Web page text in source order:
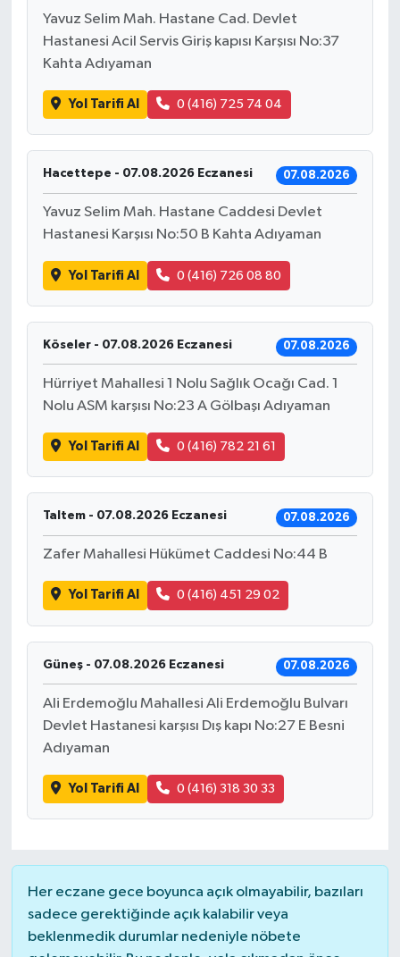
Yavuz Selim Mah. Hastane Cad. Devlet
Hastanesi Acil Servis Giriş kapısı Karşısı No:37
Kahta Adıyaman
Yol Tarifi Al 0 (416) 725 74 04
Hacettepe - 07.08.2026 Eczanesi 07.08.2026
Yavuz Selim Mah. Hastane Caddesi Devlet
Hastanesi Karşısı No:50 B Kahta Adıyaman
Yol Tarifi Al 0 (416) 726 08 80
Köseler - 07.08.2026 Eczanesi 07.08.2026
Hürriyet Mahallesi 1 Nolu Sağlık Ocağı Cad. 1
Nolu ASM karşısı No:23 A Gölbaşı Adıyaman
Yol Tarifi Al 0 (416) 782 21 61
Taltem - 07.08.2026 Eczanesi 07.08.2026
Zafer Mahallesi Hükümet Caddesi No:44 B
Yol Tarifi Al 0 (416) 451 29 02
Güneş - 07.08.2026 Eczanesi 07.08.2026
Ali Erdemoğlu Mahallesi Ali Erdemoğlu Bulvarı
Devlet Hastanesi karşısı Dış kapı No:27 E Besni
Adıyaman
Yol Tarifi Al 0 (416) 318 30 33
Her eczane gece boyunca açık olmayabilir, bazıları
sadece gerektiğinde açık kalabilir veya
beklenmedik durumlar nedeniyle nöbete